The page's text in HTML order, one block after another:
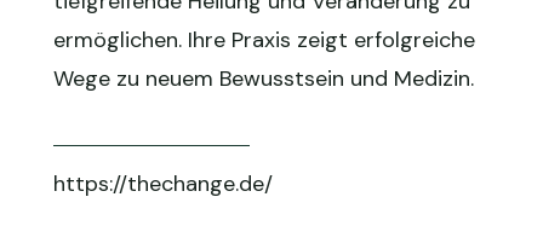
ermöglichen. Ihre Praxis zeigt erfolgreiche
Wege zu neuem Bewusstsein und Medizin.
https://thechange.de/